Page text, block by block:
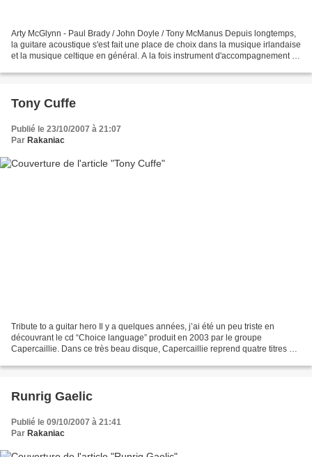
Arty McGlynn - Paul Brady / John Doyle / Tony McManus Depuis longtemps,
la guitare acoustique s'est fait une place de choix dans la musique irlandaise
et la musique celtique en général. A la fois instrument d'accompagnement et
Tony Cuffe
Publié le 23/10/2007 à 21:07
Par Rakaniac
Tribute to a guitar hero Il y a quelques années, j’ai été un peu triste en
découvrant le cd “Choice language” produit en 2003 par le groupe
Capercaillie. Dans ce très beau disque, Capercaillie reprend quatre titres du
Runrig Gaelic
Publié le 09/10/2007 à 21:41
Par Rakaniac